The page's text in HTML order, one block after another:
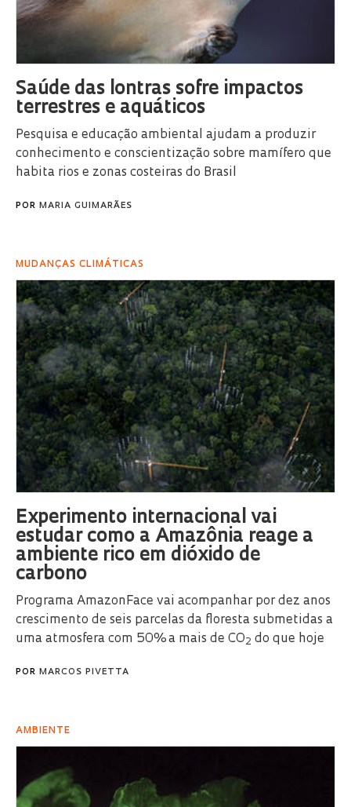
Saúde das lontras sofre impactos
terrestres e aquáticos
Pesquisa e educação ambiental ajudam a produzir
conhecimento e conscientização sobre mamífero que
habita rios e zonas costeiras do Brasil
POR MARIA GUIMARÃES
MUDANÇAS CLIMÁTICAS
Experimento internacional vai
estudar como a Amazônia reage a
ambiente rico em dióxido de
carbono
Programa AmazonFace vai acompanhar por dez anos
crescimento de seis parcelas da floresta submetidas a
uma atmosfera com 50% a mais de CO2 do que hoje
POR MARCOS PIVETTA
AMBIENTE